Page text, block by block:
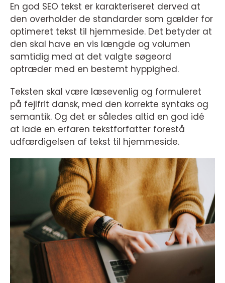
En god SEO tekst er karakteriseret derved at
den overholder de standarder som gælder for
optimeret tekst til hjemmeside. Det betyder at
den skal have en vis længde og volumen
samtidig med at det valgte søgeord
optræder med en bestemt hyppighed.
Teksten skal være læsevenlig og formuleret
på fejlfrit dansk, med den korrekte syntaks og
semantik. Og det er således altid en god idé
at lade en erfaren tekstforfatter forestå
udfærdigelsen af tekst til hjemmeside.